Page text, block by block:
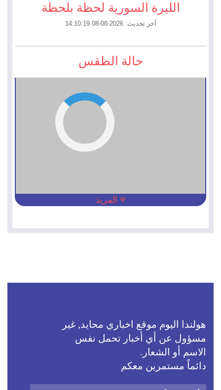
الليرة السورية لحظة بلحظة
آخر تحديث: 2026-08-08 14:10:19
حالة الطقس
المزيد
هولندا اليوم موقع اخباري محايد, غير
مسؤول عن أي أخبار تحمل نفس
الاسم أو الشعار.
دائماً مستمرين معكم